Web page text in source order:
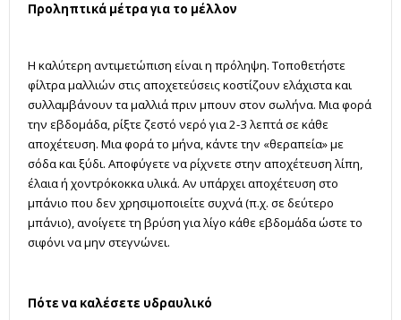
Προληπτικά μέτρα για το μέλλον
Η καλύτερη αντιμετώπιση είναι η πρόληψη. Τοποθετήστε
φίλτρα μαλλιών στις αποχετεύσεις κοστίζουν ελάχιστα και
συλλαμβάνουν τα μαλλιά πριν μπουν στον σωλήνα. Μια φορά
την εβδομάδα, ρίξτε ζεστό νερό για 2-3 λεπτά σε κάθε
αποχέτευση. Μια φορά το μήνα, κάντε την «θεραπεία» με
σόδα και ξύδι. Αποφύγετε να ρίχνετε στην αποχέτευση λίπη,
έλαια ή χοντρόκοκκα υλικά. Αν υπάρχει αποχέτευση στο
μπάνιο που δεν χρησιμοποιείτε συχνά (π.χ. σε δεύτερο
μπάνιο), ανοίγετε τη βρύση για λίγο κάθε εβδομάδα ώστε το
σιφόνι να μην στεγνώνει.
Πότε να καλέσετε υδραυλικό